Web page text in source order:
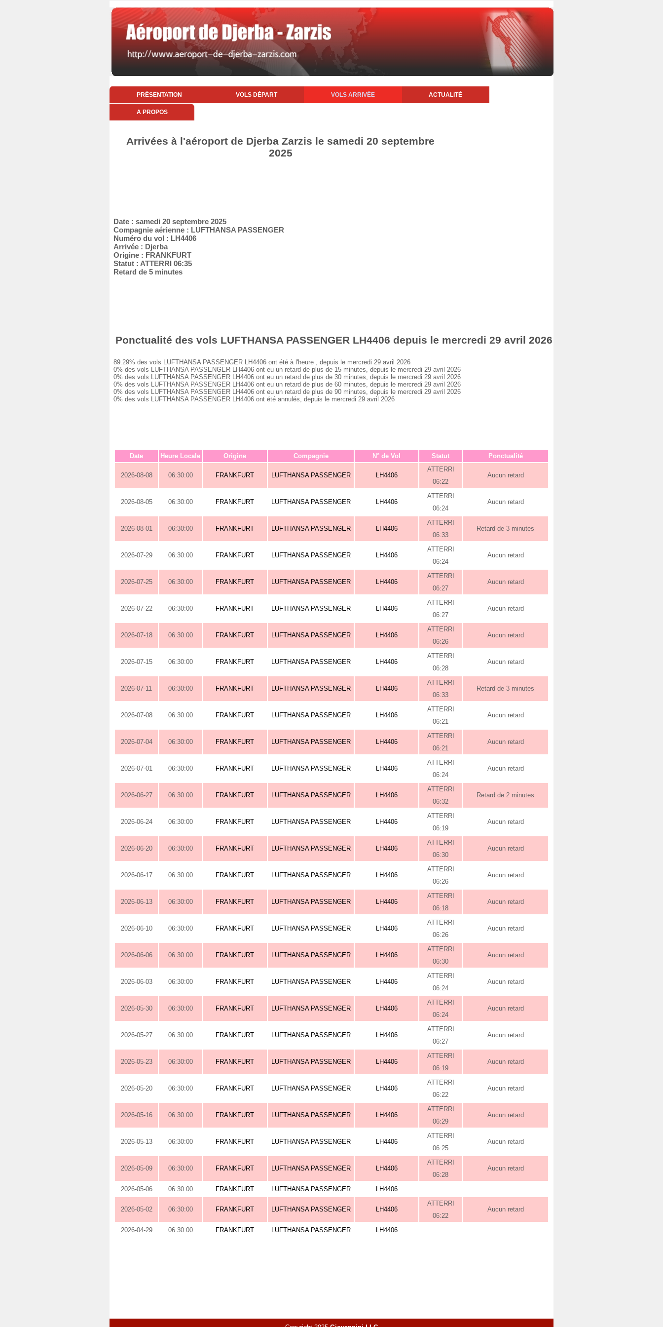
PRÉSENTATION VOLS DÉPART VOLS ARRIVÉE ACTUALITÉ
A PROPOS
Arrivées à l'aéroport de Djerba Zarzis le samedi 20 septembre
2025
Date : samedi 20 septembre 2025
Compagnie aérienne : LUFTHANSA PASSENGER
Numéro du vol : LH4406
Arrivée : Djerba
Origine : FRANKFURT
Statut : ATTERRI 06:35
Retard de 5 minutes
Ponctualité des vols LUFTHANSA PASSENGER LH4406 depuis le mercredi 29 avril 2026
89.29% des vols LUFTHANSA PASSENGER LH4406 ont été à l'heure , depuis le mercredi 29 avril 2026
0% des vols LUFTHANSA PASSENGER LH4406 ont eu un retard de plus de 15 minutes, depuis le mercredi 29 avril 2026
0% des vols LUFTHANSA PASSENGER LH4406 ont eu un retard de plus de 30 minutes, depuis le mercredi 29 avril 2026
0% des vols LUFTHANSA PASSENGER LH4406 ont eu un retard de plus de 60 minutes, depuis le mercredi 29 avril 2026
0% des vols LUFTHANSA PASSENGER LH4406 ont eu un retard de plus de 90 minutes, depuis le mercredi 29 avril 2026
0% des vols LUFTHANSA PASSENGER LH4406 ont été annulés, depuis le mercredi 29 avril 2026
Date Heure Locale Origine Compagnie N° de Vol Statut Ponctualité
2026-08-08 06:30:00 FRANKFURT LUFTHANSA PASSENGER LH4406
ATTERRI
06:22
Aucun retard
2026-08-05 06:30:00 FRANKFURT LUFTHANSA PASSENGER LH4406
ATTERRI
06:24
Aucun retard
2026-08-01 06:30:00 FRANKFURT LUFTHANSA PASSENGER LH4406
ATTERRI
06:33
Retard de 3 minutes
2026-07-29 06:30:00 FRANKFURT LUFTHANSA PASSENGER LH4406
ATTERRI
06:24
Aucun retard
2026-07-25 06:30:00 FRANKFURT LUFTHANSA PASSENGER LH4406
ATTERRI
06:27
Aucun retard
2026-07-22 06:30:00 FRANKFURT LUFTHANSA PASSENGER LH4406
ATTERRI
06:27
Aucun retard
2026-07-18 06:30:00 FRANKFURT LUFTHANSA PASSENGER LH4406
ATTERRI
06:26
Aucun retard
2026-07-15 06:30:00 FRANKFURT LUFTHANSA PASSENGER LH4406
ATTERRI
06:28
Aucun retard
2026-07-11 06:30:00 FRANKFURT LUFTHANSA PASSENGER LH4406
ATTERRI
06:33
Retard de 3 minutes
2026-07-08 06:30:00 FRANKFURT LUFTHANSA PASSENGER LH4406
ATTERRI
06:21
Aucun retard
2026-07-04 06:30:00 FRANKFURT LUFTHANSA PASSENGER LH4406
ATTERRI
06:21
Aucun retard
2026-07-01 06:30:00 FRANKFURT LUFTHANSA PASSENGER LH4406
ATTERRI
06:24
Aucun retard
2026-06-27 06:30:00 FRANKFURT LUFTHANSA PASSENGER LH4406
ATTERRI
06:32
Retard de 2 minutes
2026-06-24 06:30:00 FRANKFURT LUFTHANSA PASSENGER LH4406
ATTERRI
06:19
Aucun retard
2026-06-20 06:30:00 FRANKFURT LUFTHANSA PASSENGER LH4406
ATTERRI
06:30
Aucun retard
2026-06-17 06:30:00 FRANKFURT LUFTHANSA PASSENGER LH4406
ATTERRI
06:26
Aucun retard
2026-06-13 06:30:00 FRANKFURT LUFTHANSA PASSENGER LH4406
ATTERRI
06:18
Aucun retard
2026-06-10 06:30:00 FRANKFURT LUFTHANSA PASSENGER LH4406
ATTERRI
06:26
Aucun retard
2026-06-06 06:30:00 FRANKFURT LUFTHANSA PASSENGER LH4406
ATTERRI
06:30
Aucun retard
2026-06-03 06:30:00 FRANKFURT LUFTHANSA PASSENGER LH4406
ATTERRI
06:24
Aucun retard
2026-05-30 06:30:00 FRANKFURT LUFTHANSA PASSENGER LH4406
ATTERRI
06:24
Aucun retard
2026-05-27 06:30:00 FRANKFURT LUFTHANSA PASSENGER LH4406
ATTERRI
06:27
Aucun retard
2026-05-23 06:30:00 FRANKFURT LUFTHANSA PASSENGER LH4406
ATTERRI
06:19
Aucun retard
2026-05-20 06:30:00 FRANKFURT LUFTHANSA PASSENGER LH4406
ATTERRI
06:22
Aucun retard
2026-05-16 06:30:00 FRANKFURT LUFTHANSA PASSENGER LH4406
ATTERRI
06:29
Aucun retard
2026-05-13 06:30:00 FRANKFURT LUFTHANSA PASSENGER LH4406
ATTERRI
06:25
Aucun retard
2026-05-09 06:30:00 FRANKFURT LUFTHANSA PASSENGER LH4406
ATTERRI
06:28
Aucun retard
2026-05-06 06:30:00 FRANKFURT LUFTHANSA PASSENGER LH4406
2026-05-02 06:30:00 FRANKFURT LUFTHANSA PASSENGER LH4406
ATTERRI
06:22
Aucun retard
2026-04-29 06:30:00 FRANKFURT LUFTHANSA PASSENGER LH4406